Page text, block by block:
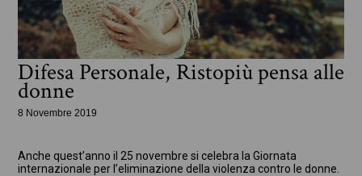
Difesa Personale, Ristopiù pensa alle
donne
8 Novembre 2019
Anche quest’anno il 25 novembre si celebra la Giornata
internazionale per l’eliminazione della violenza contro le donne.